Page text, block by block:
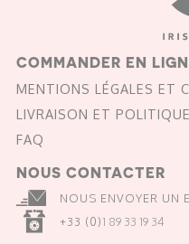
COMMANDER EN
MENTIONS LÉGALES ET
LIVRAISON ET
FAQ
NOUS CONTACTER
NOUS ENVOYER UN
+33 (0)1 89 33 19 34